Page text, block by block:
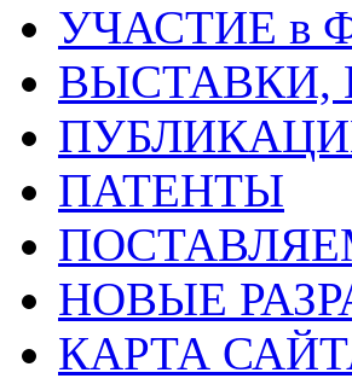
УЧАСТИЕ в
ВЫСТАВКИ,
ПАТЕНТЫ
НОВЫЕ
КАРТА